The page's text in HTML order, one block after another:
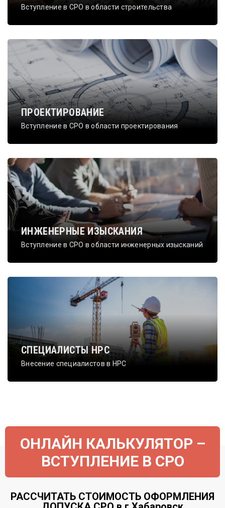
Вступление в СРО в области строительства
ПРОЕКТИРОВАНИЕ
Вступление в СРО в области проектирования
ИНЖЕНЕРНЫЕ ИЗЫСКАНИЯ
Вступление в СРО в области инженерных изысканий
СПЕЦИАЛИСТЫ НРС
Внесение специалистов в НРС
ОНЛАЙН КАЛЬКУЛЯТОР –
ВСТУПЛЕНИЕ В СРО
РАССЧИТАТЬ СТОИМОСТЬ ОФОРМЛЕНИЯ